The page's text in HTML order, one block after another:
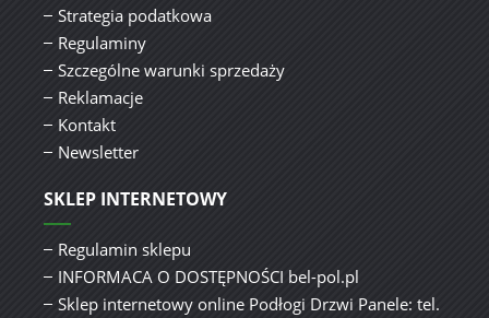
Strategia podatkowa
Regulaminy
Szczególne warunki sprzedaży
Reklamacje
Kontakt
Newsletter
SKLEP INTERNETOWY
Regulamin sklepu
INFORMACA O DOSTĘPNOŚCI bel-pol.pl
Sklep internetowy online Podłogi Drzwi Panele: tel.